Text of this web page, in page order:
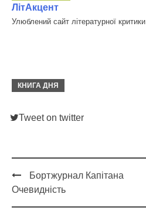
ЛітАкцент
Улюблений сайт літературної критики
КНИГА ДНЯ
Tweet on twitter
Post
navigation
Бортжурнал Капітана
Очевидність